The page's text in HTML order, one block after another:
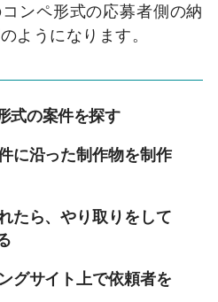
ンペ形式の応募者側の納
ようになります。
式の案件を探す
に沿った制作物を制作
たら、やり取りをして
グサイト上で依頼者を